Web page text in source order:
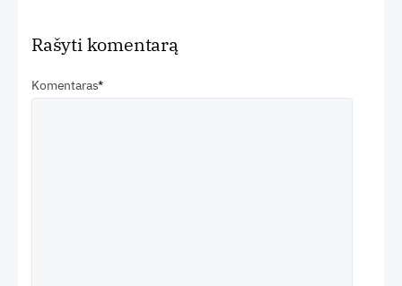
Rašyti komentarą
Komentaras